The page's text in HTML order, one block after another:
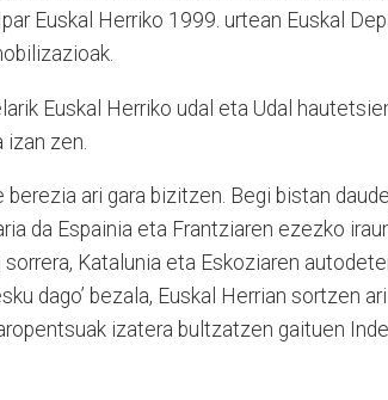
Euskal Herriko 1999. urtean Euskal
Euskal Herriko udal eta Udal
zen.
ari gara bizitzen. Begi bistan
da Espainia eta Frantziaren ezezko
Katalunia eta Eskoziaren
dago’ bezala, Euskal Herrian sortzen
izatera bultzatzen gaituen